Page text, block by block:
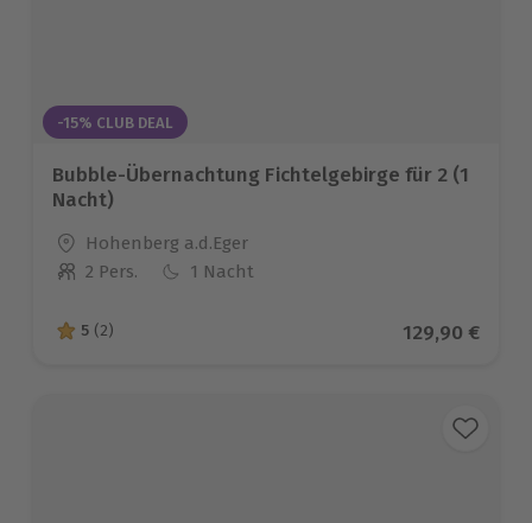
-15% CLUB DEAL
Bubble-Übernachtung Fichtelgebirge für 2 (1
Nacht)
Standort
Hohenberg a.d.Eger
Anzahl der Teilnehmer
2 Pers. 1 Nacht
5 von 5 Sternen basierend auf 2 Bewertungen
5 (2) Aktueller
129,90 €